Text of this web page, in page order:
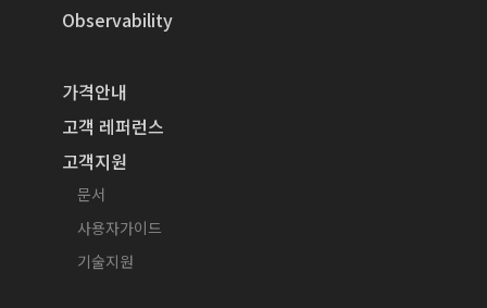
Observability
가격안내
고객 레퍼런스
고객지원
문서
사용자가이드
기술지원